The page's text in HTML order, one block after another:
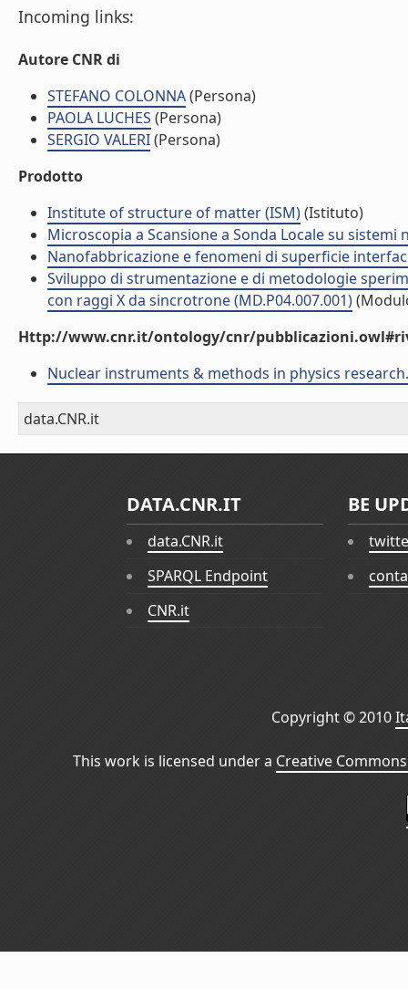
Incoming links:
Autore CNR di
STEFANO COLONNA(Persona)
PAOLA LUCHES (Persona)
SERGIO VALERI(Persona)
Prodotto
Institute of structure of matter (ISM)(Istituto)
Microscopia a Scansione a Sonda Locale su
Nanofabbricazione e fenomeni di superficie
Sviluppo di strumentazione e di metodologie
con raggi X da sincrotrone (MD.P04.007.001)
Http://www.cnr.it/ontology/cnr/
Nuclear instruments & methods in physics
data.CNR.it
DATA.CNR.IT
data.CNR.it
SPARQL Endpoint
CNR.it
BE
Copyright © 2010
This work is licensed under a Creative